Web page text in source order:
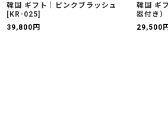
韓国 ギフト｜ピンクブラッシュ
[ KR-025]
39,800 円
韓国 ギ
器付き）
29,500 円